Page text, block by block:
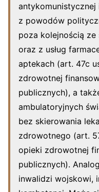
z powodów
poza kolejnością
oraz z usług
aptekach (art. 47c
zdrowotnej
publicznych), a
ambulatoryjnych
bez skierowania
zdrowotnego (art.
opieki zdrowotnej
publicznych).
inwalidzi wojskowi,